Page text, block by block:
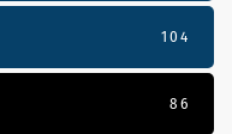
104
86